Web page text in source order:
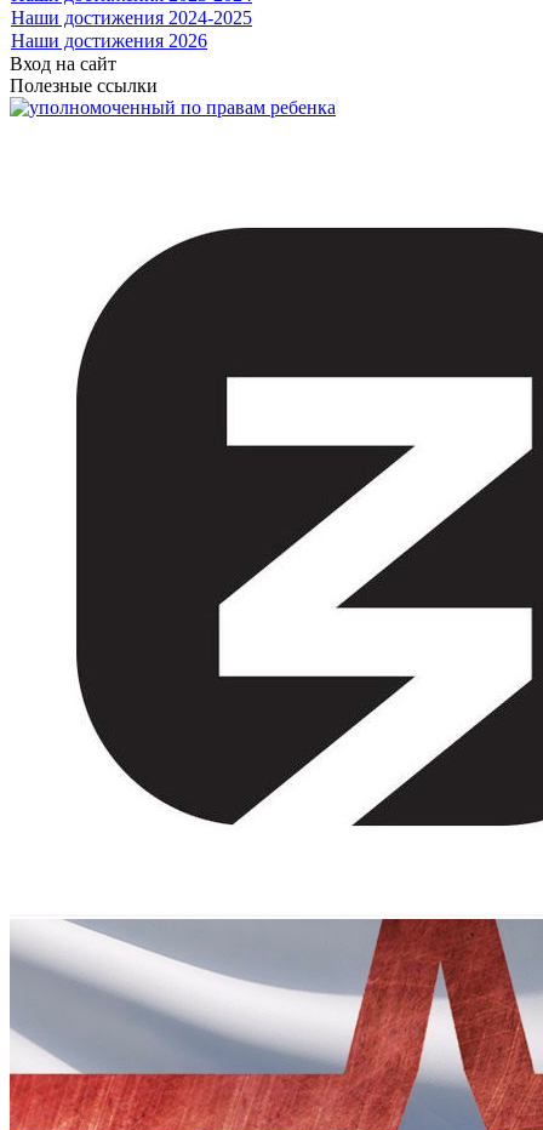
Наши достижения 2024-2025
Наши достижения 2026
Вход на сайт
Полезные ссылки